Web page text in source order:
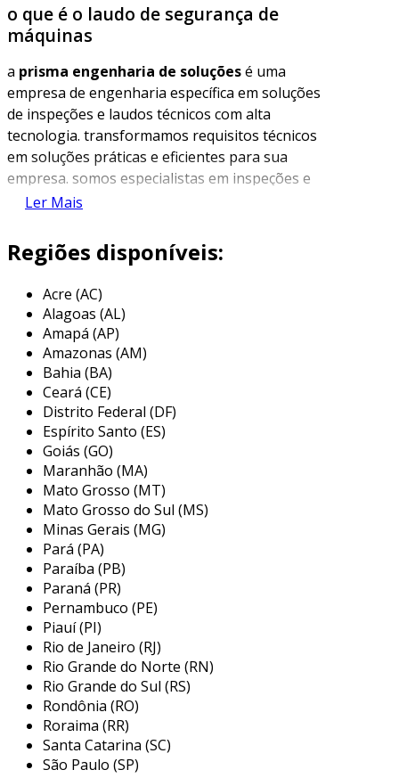
o que é o laudo de segurança de
máquinas
a prisma engenharia de soluçõesé uma
empresa de engenharia específica em soluções
de inspeções e laudos técnicos com alta
tecnologia. transformamos requisitos técnicos
em soluções práticas e eficientes para sua
empresa. somos especialistas em inspeções e
laudos que previnem os problemas antes que
garantem que oferecemos serviços de
qualidade, sempre focados na segurança e
conformidade.
nosso serviço de laudo de segurança de
máquinas, conforme a
regulamentadora nº 12
trabalho, oferece uma solução completa e
personalizada para garantir a conformidade
legal e a segurança das máquinas e
equipamentos da sua empresa. através de um
processo metódico, realizamos uma apreciação
de risco, onde mapeamos todos os riscos
associados a cada máquina e equipamento,
identificando zonas de perigo, pontos de
aprisionamento, esmagamento, choque
elétrico, entre outros.
a análise técnica especializada é um dos pilares
do nosso serviço. nossa equipe avalia cada
ponto crítico com base em normas técnicas
nacionais e internacionais, propondo soluções
de segurança sob medida para sua operação.
após essa análise, elaboramos um plano de
ação estruturado, que prioriza adequações com
base no nível de risco, exposição e frequência
Ler Mais
Regiões disponíveis:
Acre (AC)
Alagoas (AL)
Amapá (AP)
Amazonas (AM)
Bahia (BA)
Ceará (CE)
Distrito Federal (DF)
Espírito Santo (ES)
Goiás (GO)
Maranhão (MA)
Mato Grosso (MT)
Mato Grosso do Sul (MS)
Minas Gerais (MG)
Pará (PA)
Paraíba (PB)
Paraná (PR)
Pernambuco (PE)
Piauí (PI)
Rio de Janeiro (RJ)
Rio Grande do Norte (RN)
Rio Grande do Sul (RS)
Rondônia (RO)
Roraima (RR)
Santa Catarina (SC)
São Paulo (SP)